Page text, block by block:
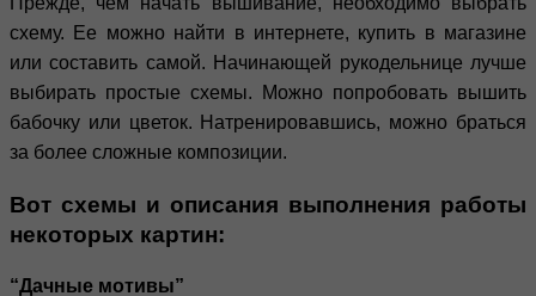
схему. Ее можно найти в интернете, купить в магазине
или составить самой. Начинающей рукодельнице лучше
выбирать простые схемы. Можно попробовать вышить
бабочку или цветок. Натренировавшись, можно браться
за более сложные композиции.
Вот схемы и описания выполнения работы
некоторых картин:
“Дачные мотивы”